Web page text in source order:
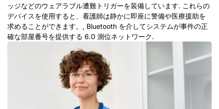
ッジなどのウェアラブル遭難トリガーを装備しています. これらの
デバイスを使用すると、看護師は静かに即座に警備や医療援助を
求めることができます。, Bluetooth を介してシステムが事件の正
確な部屋番号を提供する 6.0 測位ネットワーク.